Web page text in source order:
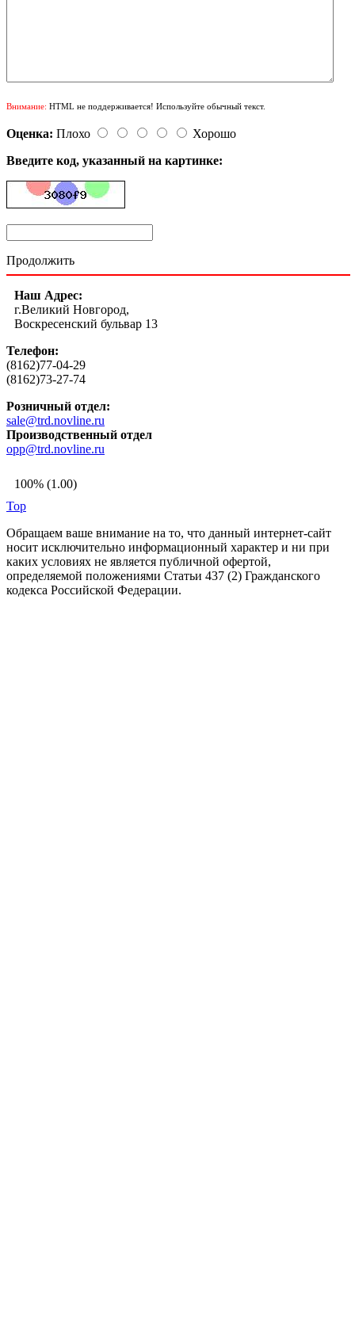
Внимание: HTML не поддерживается! Используйте обычный текст.
Оценка: Плохо
Хорошо
Введите код, указанный на картинке:
Продолжить
Наш Адрес:
г.Великий Новгород,
Воскресенский бульвар 13
Телефон:
(8162)77-04-29
(8162)73-27-74
Розничный отдел:
sale@trd.novline.ru
Производственный отдел
opp@trd.novline.ru
100% (1.00)
Top
Обращаем ваше внимание на то, что данный интернет-сайт
носит исключительно информационный характер и ни при
каких условиях не является публичной офертой,
определяемой положениями Статьи 437 (2) Гражданского
кодекса Российской Федерации.